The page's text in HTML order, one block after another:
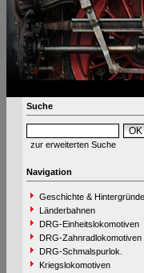
Suche
zur erweiterten Suche
Navigation
Geschichte & Hintergründe
Länderbahnen
DRG-Einheitslokomotiven
DRG-Zahnradlokomotiven
DRG-Schmalspurlok.
Kriegslokomotiven